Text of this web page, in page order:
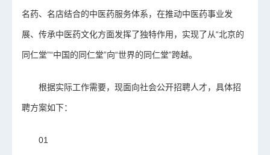
名药、名店结合的中医药服务体系，在推动中医药事业发
展、传承中医药文化方面发挥了独特作用，实现了从“北京的
同仁堂”“中国的同仁堂”向“世界的同仁堂”跨越。
根据实际工作需要，现面向社会公开招聘人才，具体招
聘方案如下：
01